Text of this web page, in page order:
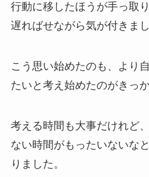
行動に移したほうが手っ取
遅ればせながら気が付きまし
こう思い始めたのも、より
たいと考え始めたのがきっか
考える時間も大事だけれど
ない時間がもったいないな
りました。